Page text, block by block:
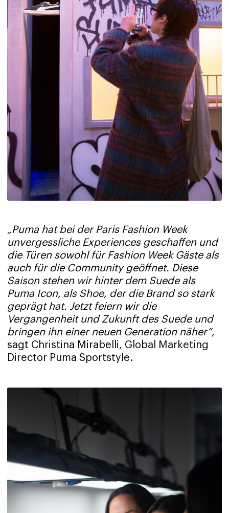
„Puma hat bei der Paris Fashion Week
unvergessliche Experiences geschaffen und
die Türen sowohl für Fashion Week Gäste als
auch für die Community geöffnet. Diese
Saison stehen wir hinter dem Suede als
Puma Icon, als Shoe, der die Brand so stark
geprägt hat. Jetzt feiern wir die
Vergangenheit und Zukunft des Suede und
bringen ihn einer neuen Generation näher“,
sagt Christina Mirabelli, Global Marketing
Director Puma Sportstyle.